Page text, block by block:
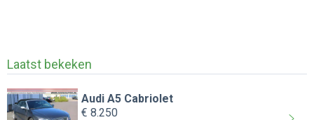
Laatst bekeken
Audi A5 Cabriolet
€ 8.250